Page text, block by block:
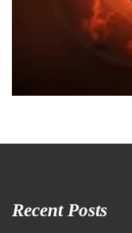
Recent Posts